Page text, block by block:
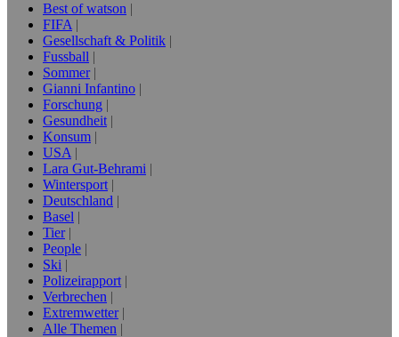
Best of watson
FIFA
Gesellschaft & Politik
Fussball
Sommer
Gianni Infantino
Forschung
Gesundheit
Konsum
USA
Lara Gut-Behrami
Wintersport
Deutschland
Basel
Tier
People
Ski
Polizeirapport
Verbrechen
Extremwetter
Alle Themen